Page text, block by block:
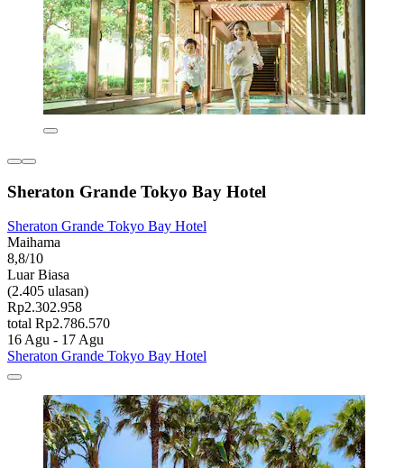
Sheraton Grande Tokyo Bay Hotel
Sheraton Grande Tokyo Bay Hotel
Maihama
8,8/10
Luar Biasa
(2.405 ulasan)
Rp2.302.958
total Rp2.786.570
16 Agu - 17 Agu
Sheraton Grande Tokyo Bay Hotel